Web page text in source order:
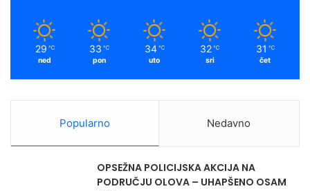
29 ℃
ned
33 ℃
pon
34 ℃
uto
32 ℃
sri
31 ℃
čet
Popularno Nedavno
OPSEŽNA POLICIJSKA AKCIJA NA
PODRUČJU OLOVA – UHAPŠENO OSAM